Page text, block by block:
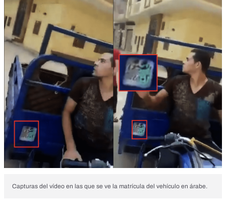
Capturas del vídeo en las que se ve la matrícula del vehículo en árabe.